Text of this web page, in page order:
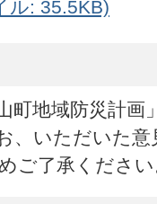
ル: 35.5KB)
町地域防災計画
、いただいた
ご了承くださ